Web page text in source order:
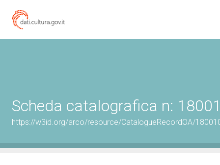
Scheda catalografica n:
https://w3id.org/arco/resource/CatalogueRecordOA/